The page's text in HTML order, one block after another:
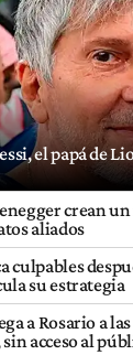
el papá de
crean
aliados
culpables
su estrategia
a Rosario a
sin acceso al